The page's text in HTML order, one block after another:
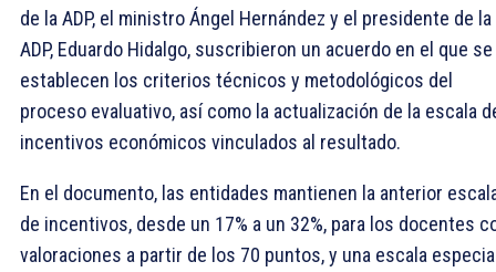
de la ADP, el ministro Ángel Hernández y el presidente de la
ADP, Eduardo Hidalgo, suscribieron un acuerdo en el que se
establecen los criterios técnicos y metodológicos del
proceso evaluativo, así como la actualización de la escala
incentivos económicos vinculados al resultado.
En el documento, las entidades mantienen la anterior
de incentivos, desde un 17% a un 32%, para los docentes
valoraciones a partir de los 70 puntos, y una escala